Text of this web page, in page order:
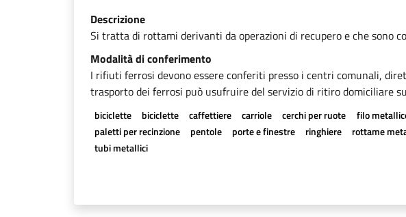
Descrizione
Si tratta di rottami derivanti da operazioni di recupero e che sono
Modalità di conferimento
I rifiuti ferrosi devono essere conferiti presso i centri comunali,
trasporto dei ferrosi può usufruire del servizio di ritiro domiciliare
biciclette biciclette caffettiere carriole cerchi per ruote filo
paletti per recinzione
pentole porte e finestre ringhiere rottame
tubi metallici